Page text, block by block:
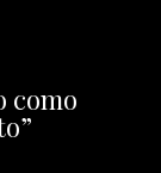
como